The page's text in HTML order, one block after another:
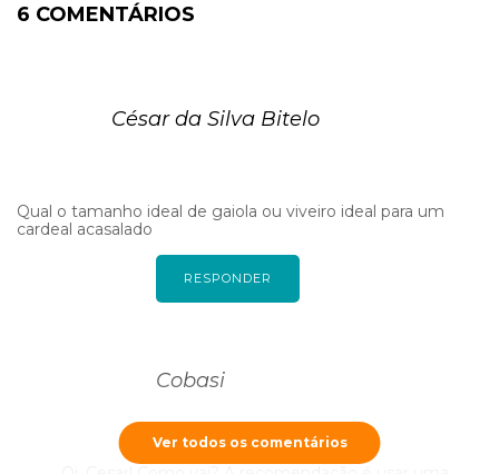
6 COMENTÁRIOS
César da Silva Bitelo
Qual o tamanho ideal de gaiola ou viveiro ideal para um
cardeal acasalado
RESPONDER
Cobasi
Ver todos os comentários